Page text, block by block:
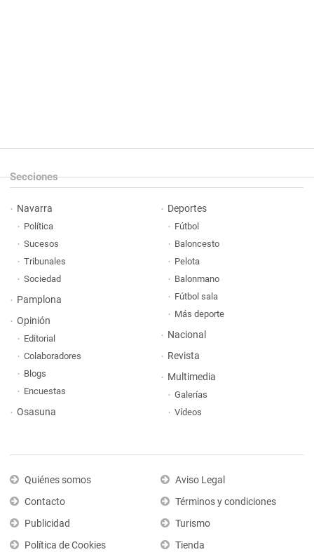
Secciones
Navarra
Política
Sucesos
Tribunales
Sociedad
Pamplona
Opinión
Editorial
Colaboradores
Blogs
Encuestas
Osasuna
Deportes
Fútbol
Baloncesto
Pelota
Balonmano
Fútbol sala
Más deporte
Nacional
Revista
Multimedia
Galerías
Vídeos
Quiénes somos
Contacto
Publicidad
Política de Cookies
Aviso Legal
Términos y condiciones
Turismo
Tienda